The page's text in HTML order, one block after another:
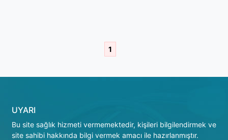
1
UYARI
Bu site sağlık hizmeti vermemektedir, kişileri bilgilendirmek ve
site sahibi hakkında bilgi vermek amacı ile hazırlanmıştır.